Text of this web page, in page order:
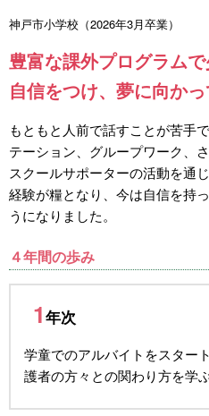
神戸市小学校（2026年3月卒業）
豊富な課外プログラム
自信をつけ、夢に向かっ
もともと人前で話すことが苦手
テーション、グループワーク、
スクールサポーターの活動を通
経験が糧となり、今は自信を持
うになりました。
４年間の歩み
1年次
学童でのアルバイトをスター
護者の方々との関わり方を学